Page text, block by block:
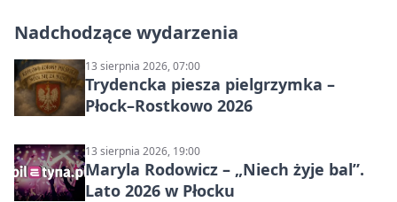
Nadchodzące wydarzenia
13 sierpnia 2026, 07:00
Trydencka piesza pielgrzymka –
Płock–Rostkowo 2026
13 sierpnia 2026, 19:00
Maryla Rodowicz – „Niech żyje bal”.
Lato 2026 w Płocku